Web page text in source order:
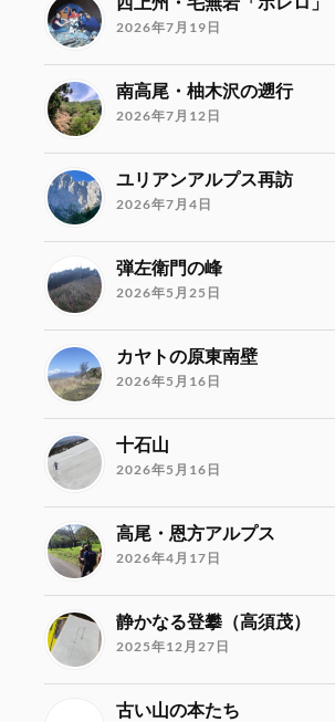
2026年7月19日
南高尾・柚木沢の遡行
2026年7月12日
ユリアンアルプス再訪
2026年7月4日
弾左衛門の峰
2026年5月25日
カヤトの原東南壁
2026年5月16日
十石山
2026年5月16日
高尾・恩方アルプス
2026年4月17日
静かなる登攀（高須茂）
2025年12月27日
古い山の本たち